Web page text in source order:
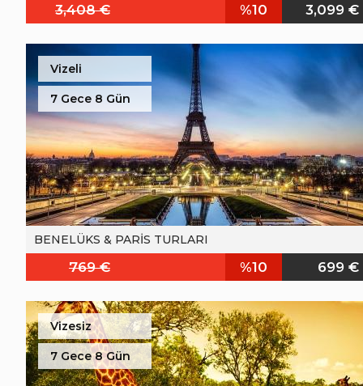
3,408 € %10 3,099 €
Vizeli
7 Gece 8 Gün
BENELÜKS & PARİS TURLARI
769 € %10 699 €
Vizesiz
7 Gece 8 Gün